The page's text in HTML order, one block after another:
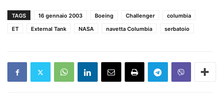
TAGS 16 gennaio 2003 Boeing Challenger
columbia
ET
External Tank NASA navetta Columbia serbatoio